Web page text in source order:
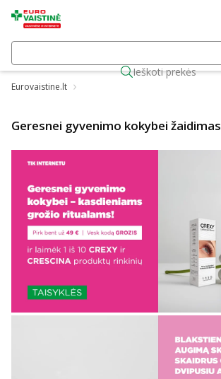
Ieškoti prekės
Eurovaistine.lt
Geresnei gyvenimo kokybei žaidimas